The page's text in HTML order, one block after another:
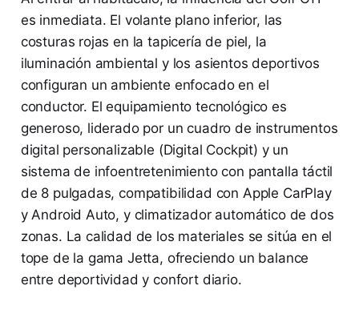
es inmediata. El volante plano inferior, las
costuras rojas en la tapicería de piel, la
iluminación ambiental y los asientos deportivos
configuran un ambiente enfocado en el
conductor. El equipamiento tecnológico es
generoso, liderado por un cuadro de instrumentos
digital personalizable (Digital Cockpit) y un
sistema de infoentretenimiento con pantalla táctil
de 8 pulgadas, compatibilidad con Apple CarPlay
y Android Auto, y climatizador automático de dos
zonas. La calidad de los materiales se sitúa en el
tope de la gama Jetta, ofreciendo un balance
entre deportividad y confort diario.